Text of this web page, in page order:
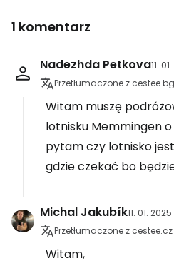
1 komentarz
Nadezhda Petkova11.
Przetłumaczone z cestee.bg
Witam muszę
lotnisku Memmingen
pytam czy lotnisko
gdzie czekać bo
Michal Jakubík11. 01. 2025
Przetłumaczone z cestee.cz
Witam,